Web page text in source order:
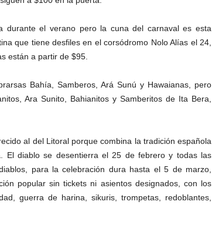
durante el verano pero la cuna del carnaval es esta
que tiene desfiles en el corsódromo Nolo Alías el 24,
están a partir de $95.
Bahía, Samberos, Ará Sunú y Hawaianas, pero
Ara Sunito, Bahianitos y Samberitos de Ita Bera,
al del Litoral porque combina la tradición española
El diablo se desentierra el 25 de febrero y todas las
para la celebración dura hasta el 5 de marzo,
popular sin tickets ni asientos designados, con los
guerra de harina, sikuris, trompetas, redoblantes,